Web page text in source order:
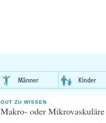
GUT ZU WISSEN
Makro- oder Mikrovaskuläre